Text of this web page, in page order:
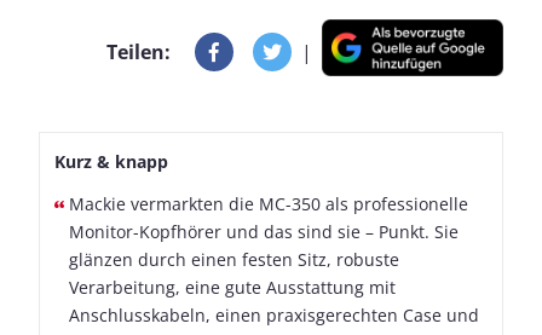
Teilen: |
Kurz & knapp
Mackie vermarkten die MC-350 als professionelle
Monitor-Kopfhörer und das sind sie – Punkt. Sie
glänzen durch einen festen Sitz, robuste
Verarbeitung, eine gute Ausstattung mit
Anschlusskabeln, einen praxisgerechten Case und